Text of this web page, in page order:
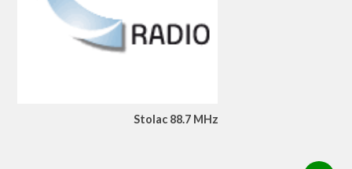
Stolac 88.7 MHz